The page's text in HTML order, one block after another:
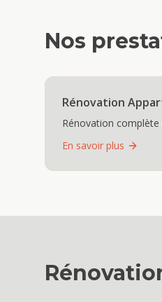
Nos
Rénovation
Rénovation
En savoir plus